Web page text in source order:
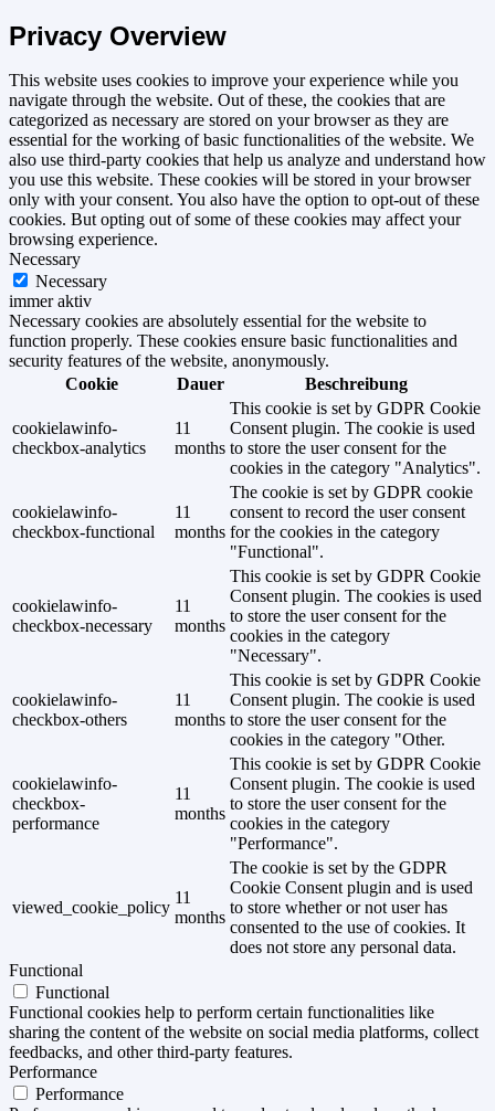
Privacy Overview
This website uses cookies to improve your experience while you
navigate through the website. Out of these, the cookies that are
categorized as necessary are stored on your browser as they are
essential for the working of basic functionalities of the website. We
also use third-party cookies that help us analyze and understand how
you use this website. These cookies will be stored in your browser
only with your consent. You also have the option to opt-out of these
cookies. But opting out of some of these cookies may affect your
browsing experience.
Necessary
Necessary
immer aktiv
Necessary cookies are absolutely essential for the website to
function properly. These cookies ensure basic functionalities and
security features of the website, anonymously.
Cookie
Dauer Beschreibung
cookielawinfo-
checkbox-analytics
11
months
This cookie is set by GDPR Cookie
Consent plugin. The cookie is used
to store the user consent for the
cookies in the category "Analytics".
cookielawinfo-
checkbox-functional
11
months
The cookie is set by GDPR cookie
consent to record the user consent
for the cookies in the category
"Functional".
cookielawinfo-
checkbox-necessary
11
months
This cookie is set by GDPR Cookie
Consent plugin. The cookies is used
to store the user consent for the
cookies in the category
"Necessary".
cookielawinfo-
checkbox-others
11
months
This cookie is set by GDPR Cookie
Consent plugin. The cookie is used
to store the user consent for the
cookies in the category "Other.
cookielawinfo-
checkbox-
performance
11
months
This cookie is set by GDPR Cookie
Consent plugin. The cookie is used
to store the user consent for the
cookies in the category
"Performance".
viewed_cookie_policy
11
months
The cookie is set by the GDPR
Cookie Consent plugin and is used
to store whether or not user has
consented to the use of cookies. It
does not store any personal data.
Functional
Functional
Functional cookies help to perform certain functionalities like
sharing the content of the website on social media platforms, collect
feedbacks, and other third-party features.
Performance
Performance